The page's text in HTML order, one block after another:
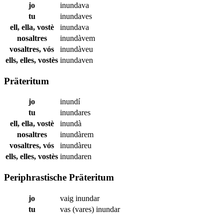
jo
inundava
tu
inundaves
ell, ella, vostè
inundava
nosaltres
inundàvem
vosaltres, vós
inundàveu
ells, elles, vostès inundaven
Präteritum
jo
inundí
tu
inundares
ell, ella, vostè
inundà
nosaltres
inundàrem
vosaltres, vós
inundàreu
ells, elles, vostès inundaren
Periphrastische Präteritum
jo vaig inundar
tu
vas (vares) inundar